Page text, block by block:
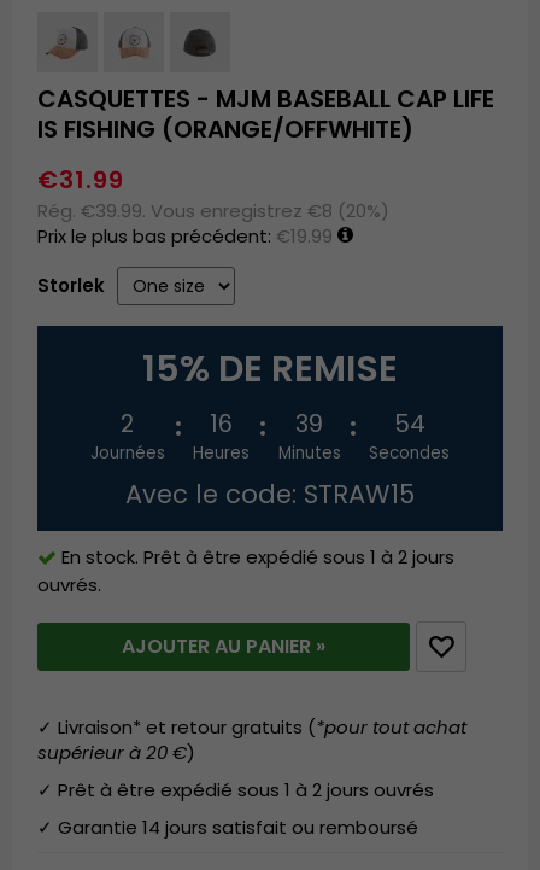
CASQUETTES - MJM BASEBALL CAP LIFE
IS FISHING (ORANGE/OFFWHITE)
€31.99
Rég. €39.99. Vous enregistrez €8 (20%)
Prix le plus bas précédent: €19.99
Storlek
15% DE REMISE
2
Journées
16
Heures
39
Minutes
53
Secondes
Avec le code: STRAW15
En stock. Prêt à être expédié sous 1 à 2 jours
ouvrés.
AJOUTER AU PANIER »
✓ Livraison* et retour gratuits (*pour tout achat
supérieur à 20 €)
✓ Prêt à être expédié sous 1 à 2 jours ouvrés
✓ Garantie 14 jours satisfait ou remboursé